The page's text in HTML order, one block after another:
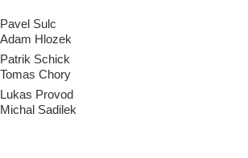
Pavel Sulc
Adam Hlozek
Patrik Schick
Tomas Chory
Lukas Provod
Michal Sadilek